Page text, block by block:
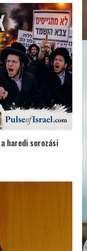
haredi sorozási